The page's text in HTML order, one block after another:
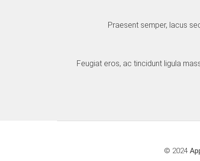
Praesent semper, lacus
Feugiat eros, ac tincidunt ligula
© 2024